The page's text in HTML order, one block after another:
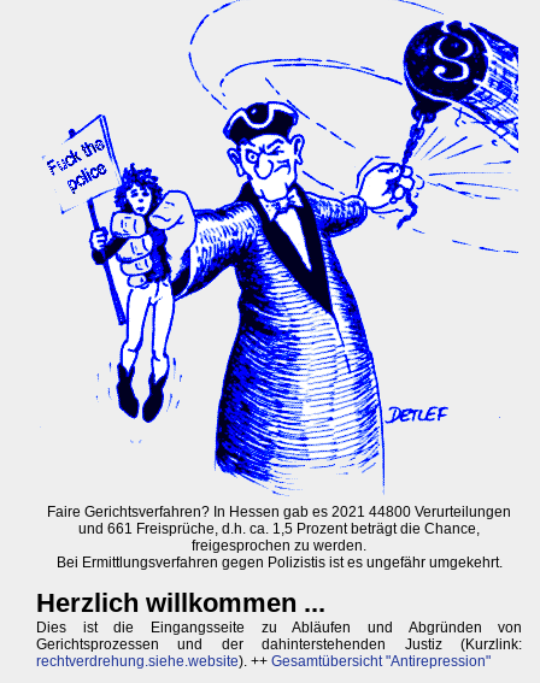
Faire Gerichtsverfahren? In Hessen gab es 2021 44800 Verurteilungen
und 661 Freisprüche, d.h. ca. 1,5 Prozent beträgt die Chance,
freigesprochen zu werden.
Bei Ermittlungsverfahren gegen Polizistis ist es ungefähr umgekehrt.
Herzlich willkommen ...
Dies ist die Eingangsseite zu Abläufen und Abgründen von
Gerichtsprozessen und der dahinterstehenden Justiz (Kurzlink:
rechtverdrehung.siehe.website). ++ Gesamtübersicht "Antirepression"